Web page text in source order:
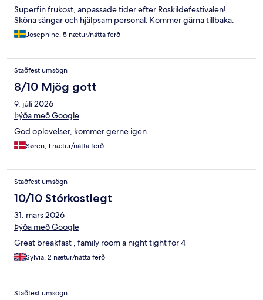
Superfin frukost, anpassade tider efter Roskildefestivalen!
Sköna sängar och hjälpsam personal. Kommer gärna tillbaka.
Josephine, 5 nætur/nátta ferð
Staðfest umsögn
8/10 Mjög gott
9. júlí 2026
Þýða með Google
God oplevelser, kommer gerne igen
Søren, 1 nætur/nátta ferð
Staðfest umsögn
10/10 Stórkostlegt
31. mars 2026
Þýða með Google
Great breakfast , family room a night tight for 4
Sylvia, 2 nætur/nátta ferð
Staðfest umsögn